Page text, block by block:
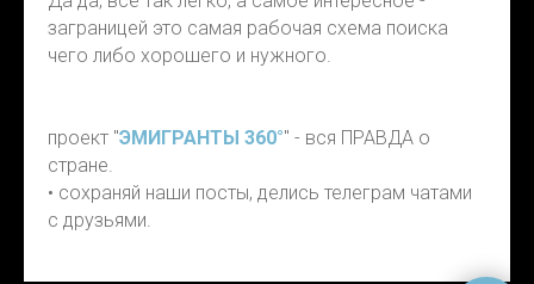
заграницей это самая рабочая схема поиска
чего либо хорошего и нужного.
проект "ЭМИГРАНТЫ 360°" - вся ПРАВДА о
стране.
• сохраняй наши посты, делись телеграм чатами
с друзьями.